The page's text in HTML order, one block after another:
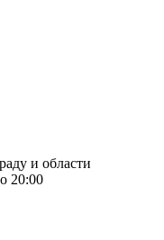
и области
20:00